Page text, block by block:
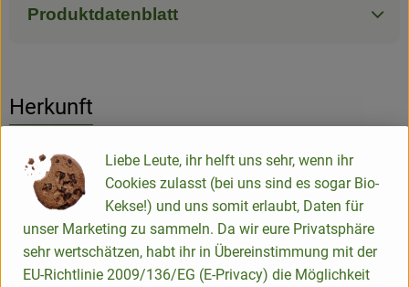
Produktdatenblatt
Herkunft
Hersteller: Zwergenwiese
Deutschland
Liebe Leute, ihr helft uns sehr, wenn ihr
Cookies zulasst (bei uns sind es sogar Bio-
Kekse!) und uns somit erlaubt, Daten für
unser Marketing zu sammeln. Da wir eure Privatsphäre
sehr wertschätzen, habt ihr in Übereinstimmung mit der
EU-Richtlinie 2009/136/EG (E-Privacy) die Möglichkeit